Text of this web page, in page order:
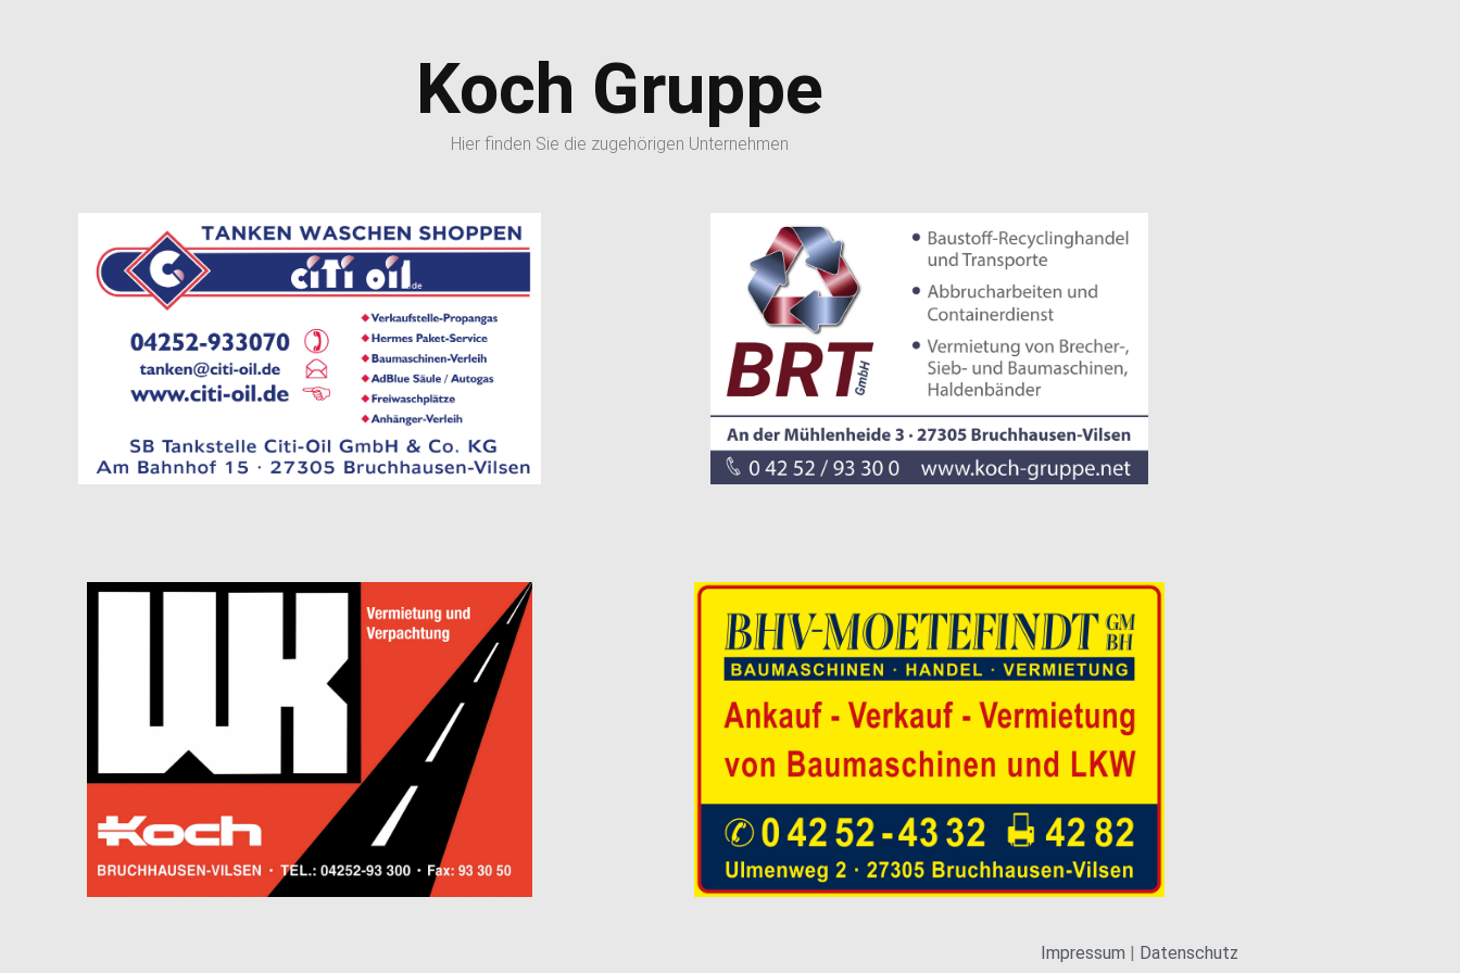
Koch Gruppe
Hier finden Sie die zugehörigen Unternehmen
Ob Tanken, Waschen oder Shoppen. Bei uns sind Sie richtig. Im Shop finden
Sie eine großes Auswahl an verschiedenen Produkten. Bei der Autowäsche
können Sie zwischen vier verschieden Programmen plus Zusatzwäsche
wählen. Wenn Sie Fragen haben oder Hilfe brauchen, unser Team steht Ihnen
immer gerne zur Verfügung.
Baustoff-Recyclinghandel
Transporte
Abbrucharbeiten und Containerdienst sowie Brecher und Baumaschinen
Vermietung
Tel.: 0 42 52 / 93 30 0
Immobilienverwaltung
Gewerblicher Handel Vermietung Minibagger und Radlader 1m^3
Tel.: 04252 / 93 30 40
Impressum | Datenschutz